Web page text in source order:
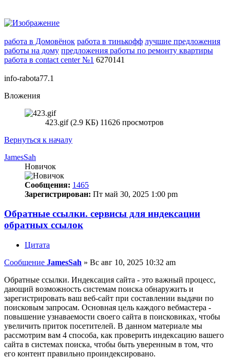
работа в Домовёнок работа в тинькофф лучшие предложения
работы на дому предложения работы по ремонту квартиры
работа в contact center №1 6270141
info-rabota77.1
Вложения
423.gif (2.9 КБ) 11626 просмотров
Вернуться к началу
JamesSah
Новичок
Сообщения: 1465
Зарегистрирован: Пт май 30, 2025 1:00 pm
Обратные ссылки. сервисы для индексации
обратных ссылок
Цитата
Сообщение JamesSah » Вс авг 10, 2025 10:32 am
Обратные ссылки. Индексация сайта - это важный процесс,
дающий возможность системам поиска обнаружить и
зарегистрировать ваш веб-сайт при составлении выдачи по
поисковым запросам. Основная цель каждого вебмастера -
повышение узнаваемости своего сайта в поисковиках, чтобы
увеличить приток посетителей. В данном материале мы
рассмотрим вам 4 способа, как проверить индексацию вашего
сайта в системах поиска, чтобы быть уверенным в том, что
его контент правильно проиндексировано.